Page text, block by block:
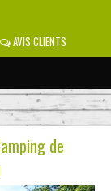
AVIS CLIENTS
de